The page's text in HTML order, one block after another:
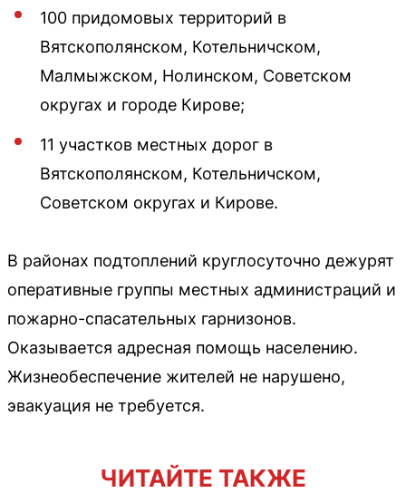
100 придомовых территорий в
Вятскополянском, Котельничском,
Малмыжском, Нолинском, Советском
округах и городе Кирове;
11 участков местных дорог в
Вятскополянском, Котельничском,
Советском округах и Кирове.
В районах подтоплений круглосуточно дежурят
оперативные группы местных администраций и
пожарно-спасательных гарнизонов.
Оказывается адресная помощь населению.
Жизнеобеспечение жителей не нарушено,
эвакуация не требуется.
ЧИТАЙТЕ ТАКЖЕ